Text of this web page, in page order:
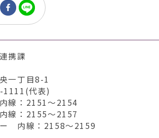
携課
一丁目8-1
1111(代表)
線：2151～2154
線：2155～2157
内線：2158～2159